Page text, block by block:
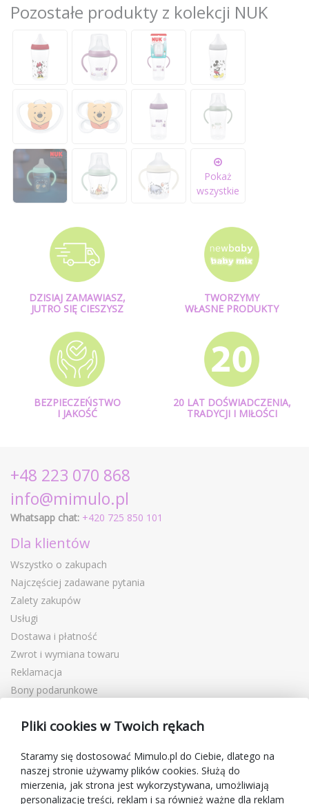
Pozostałe produkty z kolekcji NUK
Pokaż
wszystkie
DZISIAJ ZAMAWIASZ,
JUTRO SIĘ CIESZYSZ
TWORZYMY
WŁASNE PRODUKTY
BEZPIECZEŃSTWO
I JAKOŚĆ
20 LAT DOŚWIADCZENIA,
TRADYCJI I MIŁOŚCI
+48 223 070 868
info@mimulo.pl
Whatsapp chat: +420 725 850 101
Dla klientów
Wszystko o zakupach
Najczęściej zadawane pytania
Zalety zakupów
Usługi
Dostawa i płatność
Zwrot i wymiana towaru
Reklamacja
Bony podarunkowe
Blog
O sprzedawcy
Mimulo.pl
Regulamin sklepu
Pliki cookies w Twoich rękach
Staramy się dostosować Mimulo.pl do Ciebie, dlatego na
naszej stronie używamy plików cookies. Służą do
mierzenia, jak strona jest wykorzystywana, umożliwiają
personalizację treści, reklam i są również ważne dla reklam